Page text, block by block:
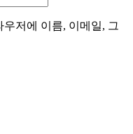
저에 이름, 이메일, 그